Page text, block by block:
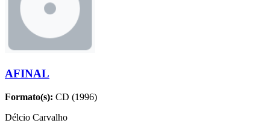
AFINAL
Formato(s): CD (1996)
Délcio Carvalho